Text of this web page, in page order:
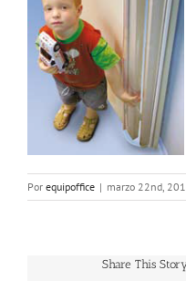
Por equipoffice | marzo 22nd,
Share This